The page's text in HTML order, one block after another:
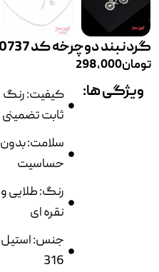
گردنبند دوچرخه‌ کد 100737
تومان298,000
ویژگی ها:
کیفیت: رنگ
ثابت تضمینی
سلامت: بدون
حساسیت
رنگ: طلایی و
نقره ای
جنس: استیل
316